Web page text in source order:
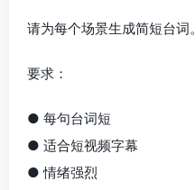
请为每个场景生成简短台词。
要求：
● 每句台词短
● 适合短视频字幕
● 情绪强烈